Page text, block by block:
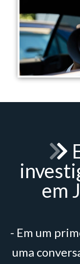
em
- Em um
uma